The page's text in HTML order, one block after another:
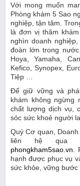
Với mong muốn
Phòng khám 5 Sao
nghiệp, tận tâm.
là đơn vị thăm
nghìn doanh
đoàn lớn trong
Hoya, Yamaha,
Kefico, Synopex,
Tiệp …
Để giữ vững và
khám không ngừng
chất lượng dịch vụ,
sóc sức khoẻ người
Quý Cơ quan,
liên hệ qua
phongkham5sao.vn
hạnh được phục vụ
sức khỏe, vững